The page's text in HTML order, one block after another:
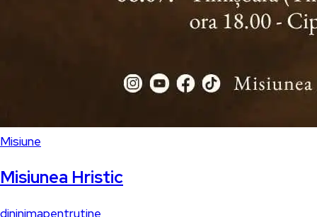
Misiune
Misiunea Hristic
dininimapentrutine